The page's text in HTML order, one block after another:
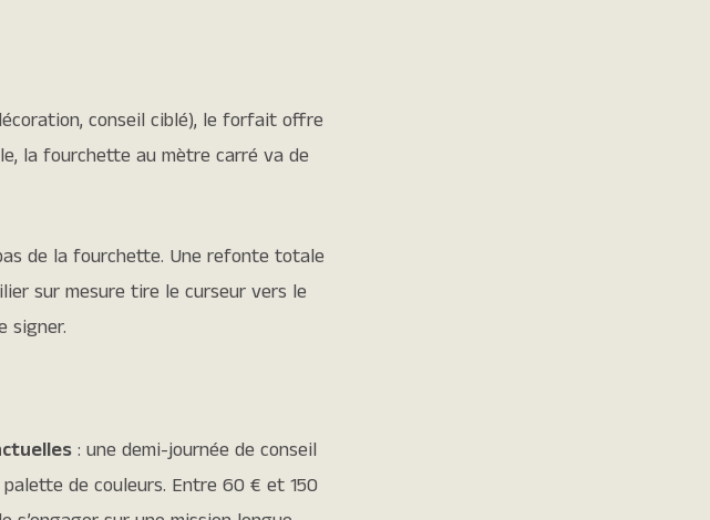
conseil ciblé), le forfait offre
la fourchette au mètre carré va de
de la fourchette. Une refonte totale
sur mesure tire le curseur vers le
signer.
: une demi-journée de conseil
de couleurs. Entre 60 € et 150